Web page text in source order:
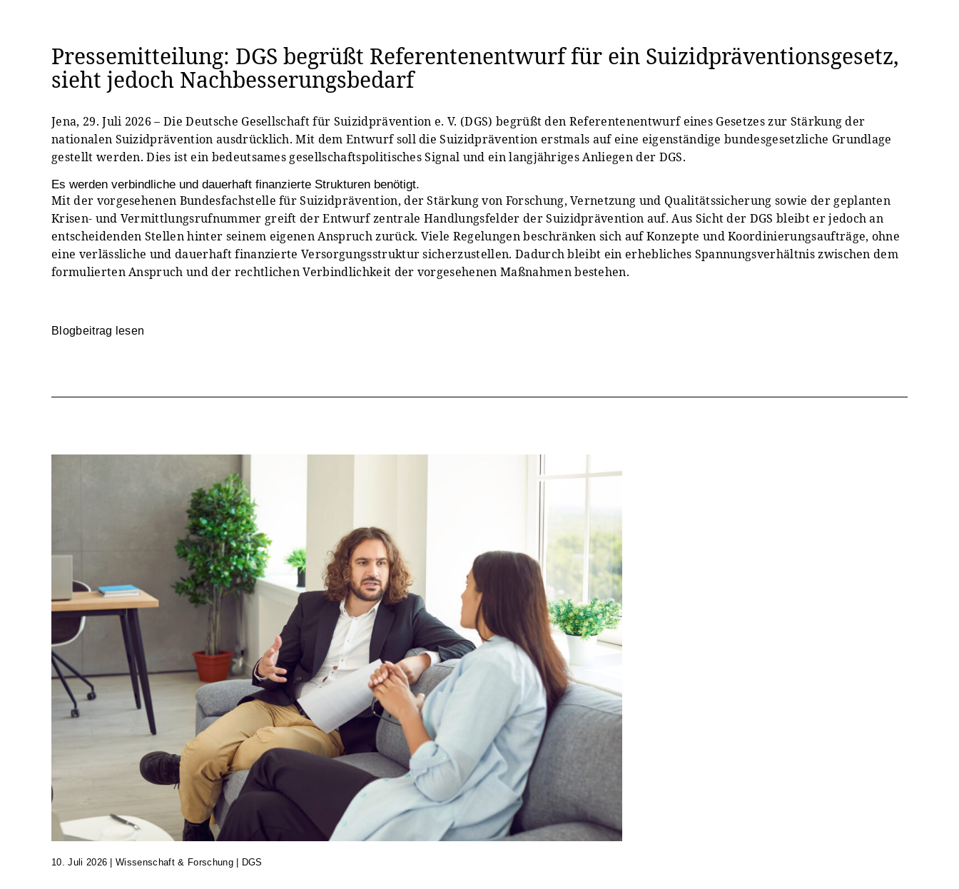
Pressemitteilung: DGS begrüßt Referentenentwurf für ein Suizidpräventionsgesetz,
sieht jedoch Nachbesserungsbedarf
Jena, 29. Juli 2026 – Die Deutsche Gesellschaft für Suizidprävention e. V. (DGS) begrüßt den Referentenentwurf eines Gesetzes zur Stärkung der
nationalen Suizidprävention ausdrücklich. Mit dem Entwurf soll die Suizidprävention erstmals auf eine eigenständige bundesgesetzliche Grundlage
gestellt werden. Dies ist ein bedeutsames gesellschaftspolitisches Signal und ein langjähriges Anliegen der DGS.
Es werden verbindliche und dauerhaft finanzierte Strukturen benötigt.
Mit der vorgesehenen Bundesfachstelle für Suizidprävention, der Stärkung von Forschung, Vernetzung und Qualitätssicherung sowie der geplanten
Krisen- und Vermittlungsrufnummer greift der Entwurf zentrale Handlungsfelder der Suizidprävention auf. Aus Sicht der DGS bleibt er jedoch an
entscheidenden Stellen hinter seinem eigenen Anspruch zurück. Viele Regelungen beschränken sich auf Konzepte und Koordinierungsaufträge, ohne
eine verlässliche und dauerhaft finanzierte Versorgungsstruktur sicherzustellen. Dadurch bleibt ein erhebliches Spannungsverhältnis zwischen dem
formulierten Anspruch und der rechtlichen Verbindlichkeit der vorgesehenen Maßnahmen bestehen.
Blogbeitrag lesen
10. Juli 2026 |Wissenschaft & Forschung | DGS